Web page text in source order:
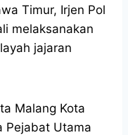
Timur, Irjen Pol
melaksanakan
jajaran
Malang Kota
Pejabat Utama